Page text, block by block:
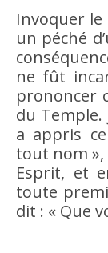
Invoquer le
un péché
ne fût
prononcer
du Temple.
a appris
tout nom »,
Esprit, et
toute
dit : « Que